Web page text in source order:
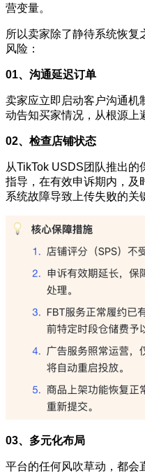
营变量。
所以卖家除了静待系统恢
风险：
01、沟通延迟订单
卖家应立即启动客户沟通机
动告知买家情况，从根源上
02、检查店铺状态
从TikTok USDS团队推出的
指导，在有效申诉期内，及
系统故障导致上传失败的关
03、多元化布局
平台的任何风吹草动，都会